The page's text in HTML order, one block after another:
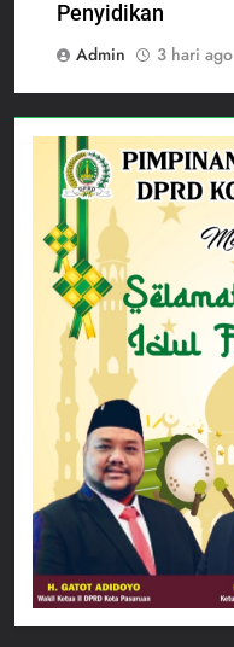
Penyidikan
Admin
3 hari ago